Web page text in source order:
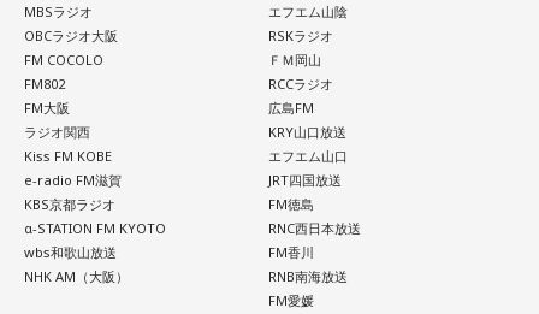
「天使の声」をメッセージとして伝えている。
Webサイト：
https://selene-uranai.com/
オンライン占いセレーネ：
https://online-uranai.jp/
MBSラジオ
OBCラジオ大阪
FM COCOLO
FM802
FM大阪
ラジオ関西
Kiss FM KOBE
e-radio FM滋賀
KBS京都ラジオ
α-STATION FM KYOTO
wbs和歌山放送
NHK AM（大阪）
エフエム山陰
RSKラジオ
ＦＭ岡山
RCCラジオ
広島FM
KRY山口放送
エフエム山口
JRT四国放送
FM徳島
RNC西日本放送
FM香川
RNB南海放送
FM愛媛